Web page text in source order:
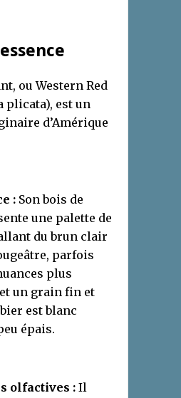
ou Western Red
plicata), est un
d’Amérique
: Son bois de
une palette de
du brun clair
parfois
plus
un grain fin et
est blanc
épais.
olfactives : Il